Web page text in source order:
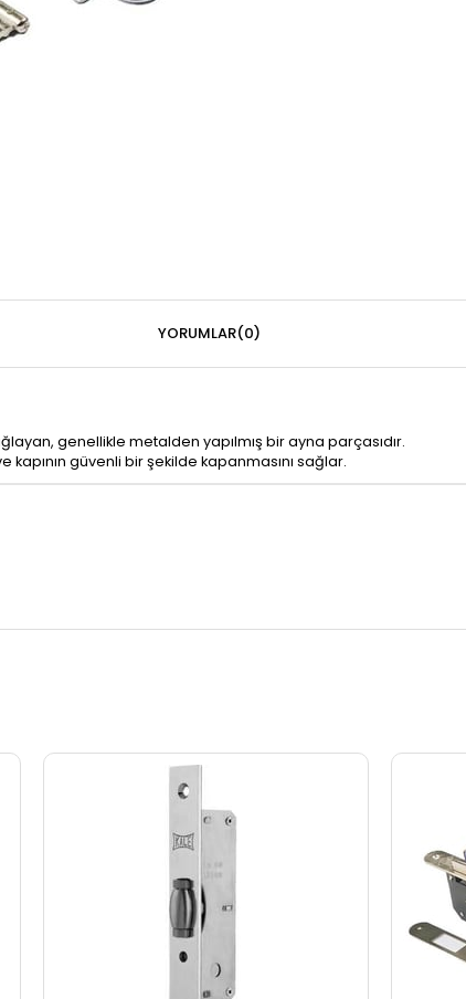
YORUMLAR(0)
genellikle metalden yapılmış bir ayna parçasıdır.
kapının güvenli bir şekilde kapanmasını sağlar.